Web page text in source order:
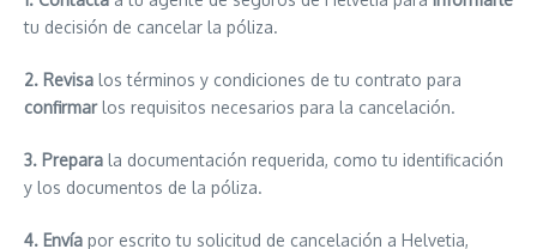
tu decisión de cancelar la póliza.
2. Revisa los términos y condiciones de tu contrato para
confirmarlos requisitos necesarios para la cancelación.
3. Prepara la documentación requerida, como tu identificación
y los documentos de la póliza.
4. Envía por escrito tu solicitud de cancelación a Helvetia,